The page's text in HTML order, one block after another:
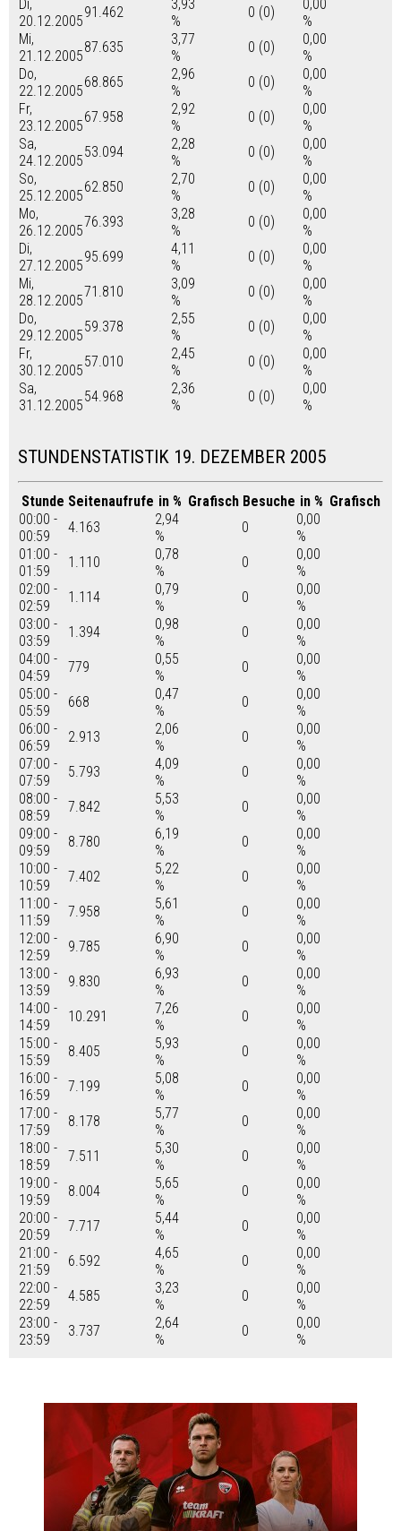
Di,
20.12.2005
91.462
3,93
%
0 (0)
0,00
%
Mi,
21.12.2005
87.635
3,77
%
0 (0)
0,00
%
Do,
22.12.2005
68.865
2,96
%
0 (0)
0,00
%
Fr,
23.12.2005
67.958
2,92
%
0 (0)
0,00
%
Sa,
24.12.2005
53.094
2,28
%
0 (0)
0,00
%
So,
25.12.2005
62.850
2,70
%
0 (0)
0,00
%
Mo,
26.12.2005
76.393
3,28
%
0 (0)
0,00
%
Di,
27.12.2005
95.699
4,11
%
0 (0)
0,00
%
Mi,
28.12.2005
71.810
3,09
%
0 (0)
0,00
%
Do,
29.12.2005
59.378
2,55
%
0 (0)
0,00
%
Fr,
30.12.2005
57.010
2,45
%
0 (0)
0,00
%
Sa,
31.12.2005
54.968
2,36
%
0 (0)
0,00
%
STUNDENSTATISTIK 19. DEZEMBER 2005
Stunde Seitenaufrufe in % Grafisch Besuche in % Grafisch
00:00 -
00:59
4.163
2,94
%
0
0,00
%
01:00 -
01:59
1.110
0,78
%
0
0,00
%
02:00 -
02:59
1.114
0,79
%
0
0,00
%
03:00 -
03:59
1.394
0,98
%
0
0,00
%
04:00 -
04:59
779
0,55
%
0
0,00
%
05:00 -
05:59
668
0,47
%
0
0,00
%
06:00 -
06:59
2.913
2,06
%
0
0,00
%
07:00 -
07:59
5.793
4,09
%
0
0,00
%
08:00 -
08:59
7.842
5,53
%
0
0,00
%
09:00 -
09:59
8.780
6,19
%
0
0,00
%
10:00 -
10:59
7.402
5,22
%
0
0,00
%
11:00 -
11:59
7.958
5,61
%
0
0,00
%
12:00 -
12:59
9.785
6,90
%
0
0,00
%
13:00 -
13:59
9.830
6,93
%
0
0,00
%
14:00 -
14:59
10.291
7,26
%
0
0,00
%
15:00 -
15:59
8.405
5,93
%
0
0,00
%
16:00 -
16:59
7.199
5,08
%
0
0,00
%
17:00 -
17:59
8.178
5,77
%
0
0,00
%
18:00 -
18:59
7.511
5,30
%
0
0,00
%
19:00 -
19:59
8.004
5,65
%
0
0,00
%
20:00 -
20:59
7.717
5,44
%
0
0,00
%
21:00 -
21:59
6.592
4,65
%
0
0,00
%
22:00 -
22:59
4.585
3,23
%
0
0,00
%
23:00 -
23:59
3.737
2,64
%
0
0,00
%